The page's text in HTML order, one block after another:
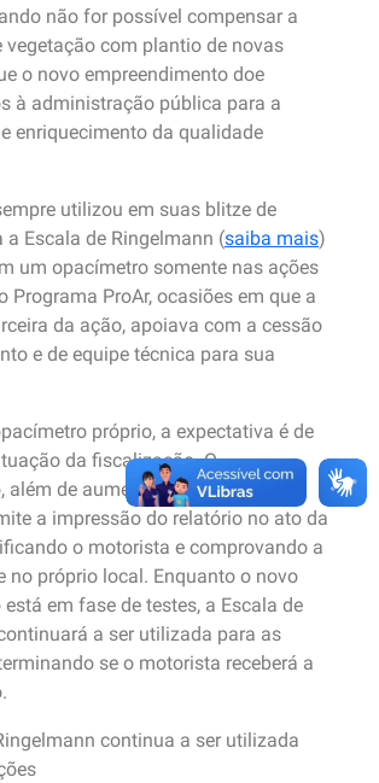
não for possível compensar a
vegetação com plantio de novas
o novo empreendimento doe
à administração pública para a
enriquecimento da qualidade
utilizou em suas blitze de
Escala de Ringelmann (saiba mais)
um opacímetro somente nas ações
Programa ProAr, ocasiões em que a
da ação, apoiava com a cessão
e de equipe técnica para sua
próprio, a expectativa é de
da fiscalização. O
além de aumentar a precisão da
a impressão do relatório no ato da
o motorista e comprovando a
no próprio local. Enquanto o novo
em fase de testes, a Escala de
a ser utilizada para as
se o motorista receberá a
continua a ser utilizada